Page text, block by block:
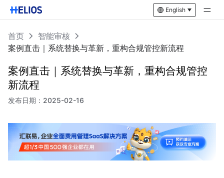
English
首页
智能审核
案例直击｜系统替换与革新，重构合规管控新流程
案例直击｜系统替换与革新，重构合规管控
新流程
发布日期： 2025-02-16